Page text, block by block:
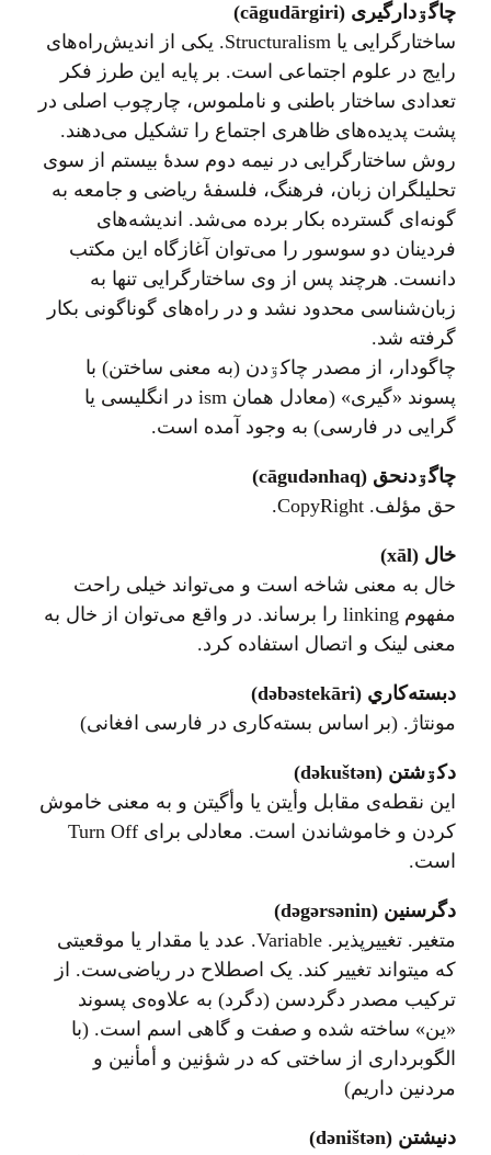
چاگۊدارگیری (cāgudārgiri)
ساختارگرایی یا Structuralism. یکی از اندیش‌راه‌های
رایج در علوم اجتماعی است. بر پایه این طرز فکر
تعدادی ساختار باطنی و ناملموس، چارچوب اصلی در
پشت پدیده‌های ظاهری اجتماع را تشکیل می‌دهند.
روش ساختارگرایی در نیمه دوم سدهٔ بیستم از سوی
تحلیلگران زبان، فرهنگ، فلسفهٔ ریاضی و جامعه به
گونه‌ای گسترده بکار برده می‌شد. اندیشه‌های
فردینان دو سوسور را می‌توان آغازگاه این مکتب
دانست. هرچند پس از وی ساختارگرایی تنها به
زبان‌شناسی محدود نشد و در راه‌های گوناگونی بکار
گرفته شد.
چاگودار، از مصدر چاکۊدن (به معنی ساختن) با
پسوند «گیری» (معادل همان ism در انگلیسی یا
گرایی در فارسی) به وجود آمده است.
چاگۊدنحق (cāgudənhaq)
حق مؤلف. CopyRight.
خال (xāl)
خال به معنی شاخه است و می‌تواند خیلی راحت
مفهوم linking را برساند. در واقع می‌توان از خال به
معنی لینک و اتصال استفاده کرد.
دبسته‌کاري (dəbəstekāri)
مونتاژ. (بر اساس بسته‌کاری در فارسی افغانی)
دکۊشتن (dəkuštən)
این نقطه‌ی مقابل وأیتن یا وأگیتن و به معنی خاموش
کردن و خاموشاندن است. معادلی برای Turn Off
است.
دگرسنین (dəgərsənin)
متغیر. تغییرپذیر. Variable. عدد یا مقدار یا موقعیتی
که میتواند تغییر کند. یک اصطلاح در ریاضی‌ست. از
ترکیب مصدر دگردسن (دگرد) به علاوه‌ی پسوند
«ین» ساخته شده و صفت و گاهی اسم است. (با
الگوبرداری از ساختی که در شؤنین و أمأنین و
مردنین داریم)
دنیشتن (dəništən)